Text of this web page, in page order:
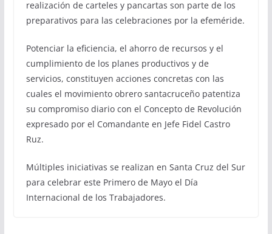
realización de carteles y pancartas son parte de los
preparativos para las celebraciones por la efeméride.
Potenciar la eficiencia, el ahorro de recursos y el
cumplimiento de los planes productivos y de
servicios, constituyen acciones concretas con las
cuales el movimiento obrero santacruceño patentiza
su compromiso diario con el Concepto de Revolución
expresado por el Comandante en Jefe Fidel Castro
Ruz.
Múltiples iniciativas se realizan en Santa Cruz del Sur
para celebrar este Primero de Mayo el Día
Internacional de los Trabajadores.